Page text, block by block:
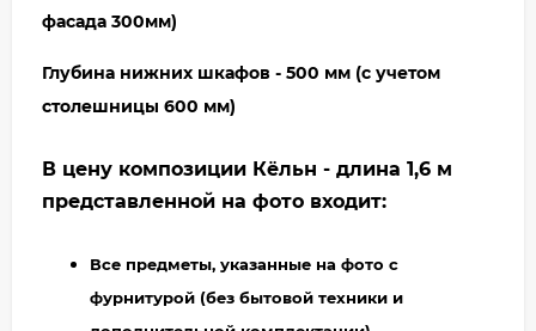
фасада 300мм)
Глубина нижних шкафов - 500 мм (с учетом
столешницы 600 мм)
В цену композиции Кёльн - длина 1,6 м
представленной на фото входит:
Все предметы, указанные на фото с
фурнитурой (без бытовой техники и